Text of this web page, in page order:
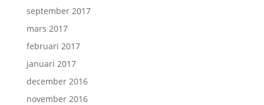
september 2017
mars 2017
februari 2017
januari 2017
december 2016
november 2016